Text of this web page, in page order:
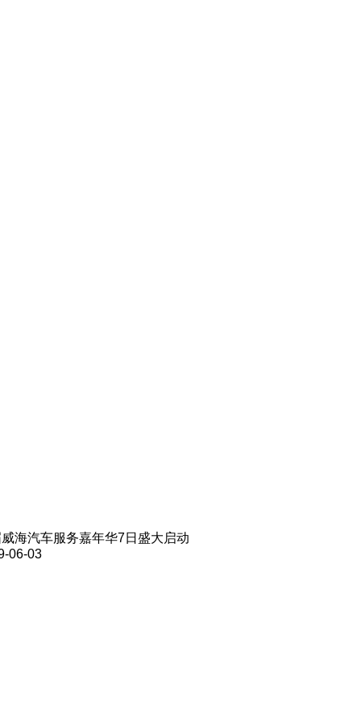
海汽车服务嘉年华7日盛大启动
06-03